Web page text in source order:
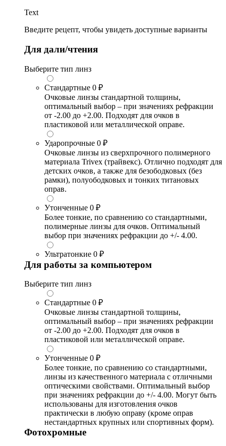
Text
Введите рецепт, чтобы увидеть доступные варианты
Для дали/чтения
Выберите тип линз
Стандартные 0 ₽
Очковые линзы стандартной толщины,
оптимальный выбор – при значениях рефракции
от -2.00 до +2.00. Подходят для очков в
пластиковой или металлической оправе.
Ударопрочные 0 ₽
Очковые линзы из сверхпрочного полимерного
материала Trivex (трайвекс). Отлично подходят для
детских очков, а также для безободковых (без
рамки), полуободковых и тонких титановых
оправ.
Утонченные 0 ₽
Более тонкие, по сравнению со стандартными,
полимерные линзы для очков. Оптимальный
выбор при значениях рефракции до +/- 4.00.
Ультратонкие 0 ₽
Для работы за компьютером
Выберите тип линз
Стандартные 0 ₽
Очковые линзы стандартной толщины,
оптимальный выбор – при значениях рефракции
от -2.00 до +2.00. Подходят для очков в
пластиковой или металлической оправе.
Утонченные 0 ₽
Более тонкие, по сравнению со стандартными,
линзы из качественного материала с отличными
оптическими свойствами. Оптимальный выбор
при значениях рефракции до +/- 4.00. Могут быть
использованы для изготовления очков
практически в любую оправу (кроме оправ
нестандартных крупных или спортивных форм).
Фотохромные